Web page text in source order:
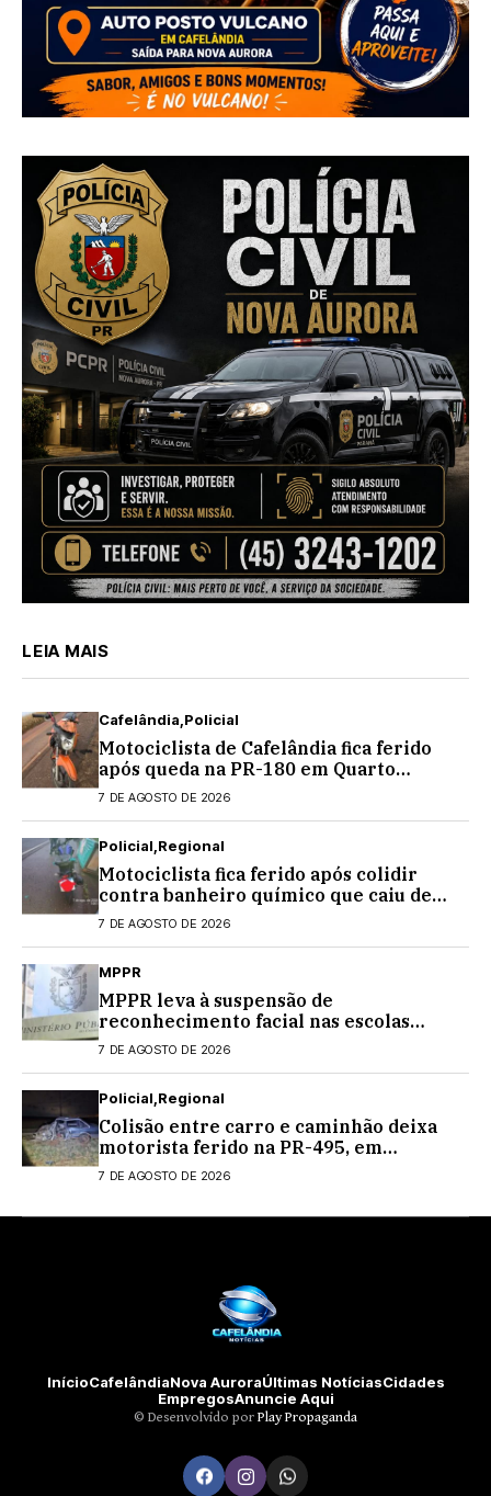
LEIA MAIS
Cafelândia Policial
Motociclista de Cafelândia fica ferido
após queda na PR-180 em Quarto
Centenário
7 DE AGOSTO DE 2026
Policial Regional
Motociclista fica ferido após colidir
contra banheiro químico que caiu de
caminhão na PRC-467, em Cascavel
7 DE AGOSTO DE 2026
MPPR
MPPR leva à suspensão de
reconhecimento facial nas escolas
estaduais
7 DE AGOSTO DE 2026
Policial Regional
Colisão entre carro e caminhão deixa
motorista ferido na PR-495, em
Medianeira
7 DE AGOSTO DE 2026
InícioCafelândiaNova AuroraÚltimas NotíciasCidades
EmpregosAnuncie Aqui
©️ Desenvolvido por Play Propaganda